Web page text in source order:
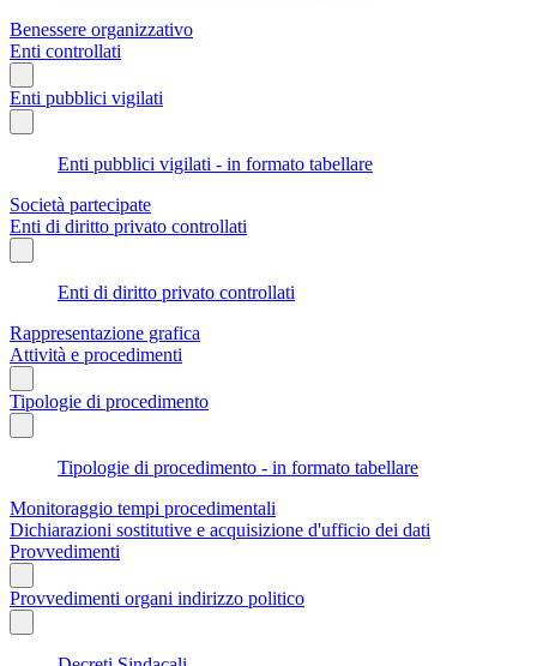
Benessere organizzativo
Enti controllati
Enti pubblici vigilati
Enti pubblici vigilati - in formato tabellare
Società partecipate
Enti di diritto privato controllati
Enti di diritto privato controllati
Rappresentazione grafica
Attività e procedimenti
Tipologie di procedimento
Tipologie di procedimento - in formato tabellare
Monitoraggio tempi procedimentali
Dichiarazioni sostitutive e acquisizione d'ufficio dei dati
Provvedimenti
Provvedimenti organi indirizzo politico